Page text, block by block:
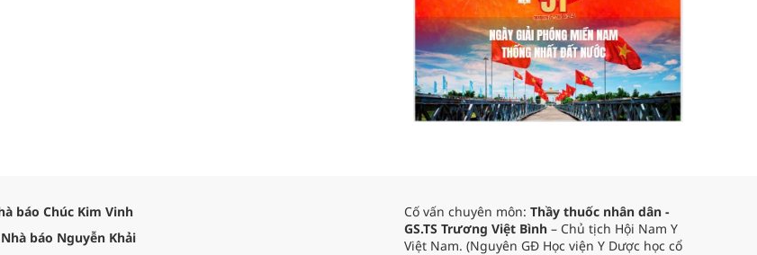
báo Chúc Kim Vinh
Nhà báo Nguyễn Khải
Cố vấn chuyên môn: Thầy thuốc nhân dân -
GS.TS Trương Việt Bình – Chủ tịch Hội Nam Y
Việt Nam. (Nguyên GĐ Học viện Y Dược học cổ